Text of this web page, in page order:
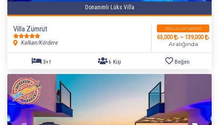
Donanımlı Lüks Villa
Villa Zümrüt
Kalkan/Kördere
DOLULUK TAKVIMI
63,000 ~ 139,000
Aralığında